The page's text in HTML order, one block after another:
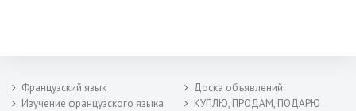
Французский язык
Изучение французского языка
Доска объявлений
КУПЛЮ, ПРОДАМ, ПОДАРЮ